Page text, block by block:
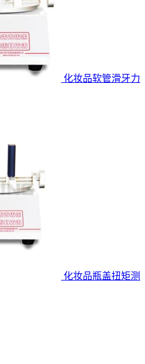
化妆品软管滑牙力
化妆品瓶盖扭矩测